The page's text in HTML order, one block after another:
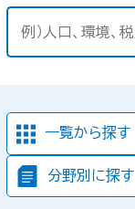
一覧から探す
分野別に探す